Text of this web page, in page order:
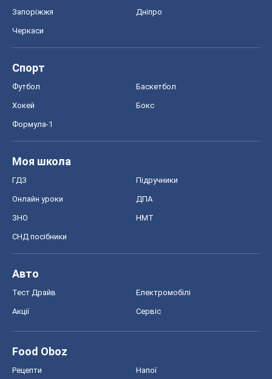
Запоріжжя Дніпро
Черкаси
Спорт
Футбол Баскетбол
Хокей Бокс
Формула-1
Моя школа
ГДЗ Підручники
Онлайн уроки ДПА
ЗНО НМТ
СНД посібники
Авто
Тест Драйв Електромобілі
Акції Сервіс
Food Oboz
Рецепти Напої